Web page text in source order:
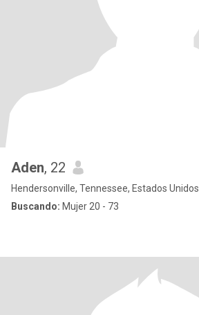
Aden, 22
Hendersonville, Tennessee, Estados Unidos
Buscando: Mujer 20 - 73